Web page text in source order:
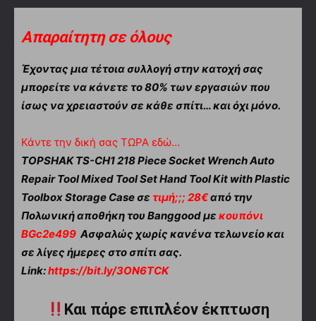
Απαραίτητη σε όλους
Έχοντας μια τέτοια συλλογή στην κατοχή σας
μπορείτε να κάνετε το 80% των εργασιών που
ίσως να χρειαστούν σε κάθε σπίτι… και όχι μόνο.
Κάντε την δική σας ΤΩΡΑ εδώ…
TOPSHAK TS-CH1 218 Piece Socket Wrench Auto
Repair Tool Mixed Tool Set Hand Tool Kit with Plastic
Toolbox Storage Case σε τιμή;;; 28€από την
Πολωνική αποθήκη του Banggood με κουπόνι
BGc2e499 Ασφαλώς χωρίς κανένα τελωνείο και
σε λίγες ήμερες στο σπίτι σας.
Link:https://bit.ly/3ON6TCK
Και πάρε επιπλέον έκπτωση